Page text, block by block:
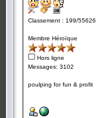
Classement : 199/55626
Membre Héroïque
Hors ligne
Messages: 3102
poulping for fun & profit